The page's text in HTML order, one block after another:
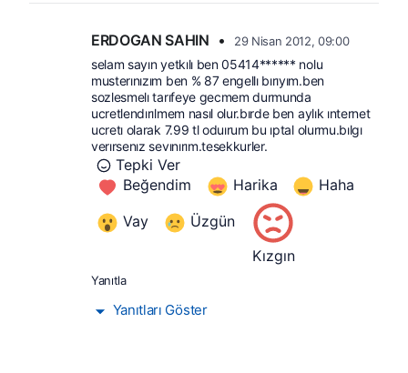
ERDOGAN SAHIN • 29 Nisan 2012, 09:00
selam sayın yetkılı ben 05414****** nolu
musterınızım ben % 87 engellı bırıyım.ben
sozlesmelı tarıfeye gecmem durmunda
ucretlendırılmem nasıl olur.bırde ben aylık ınternet
ucretı olarak 7.99 tl oduırum bu ıptal olurmu.bılgı
verırsenız sevınırım.tesekkurler.
Tepki Ver
Beğendim
Harika
Haha
Vay
Üzgün
Kızgın
Yanıtla
Yanıtları Göster